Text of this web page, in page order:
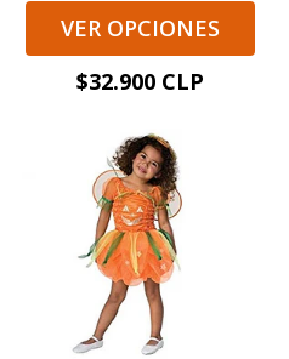
VER OPCIONES
$32.900 CLP